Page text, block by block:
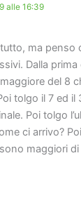
alle 16:39
ma penso
Dalla
del 8
tolgo il 7 ed il
Poi tolgo
ci arrivo?
maggiori